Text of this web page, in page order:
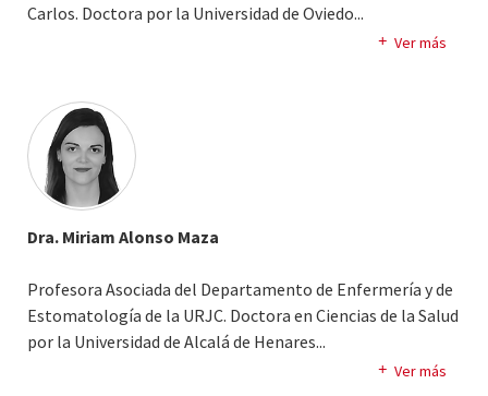
Carlos. Doctora por la Universidad de Oviedo...
Doctor Honoris Causa of Human Letters por el New York
Diplomada en Podología. Bachelor in Bussines
administration (Souther California University-USA.
Licenciada en Antropología Social y Cultural.
Ver más
Dra. Miriam Alonso Maza
Profesora Asociada del Departamento de Enfermería y de
Estomatología de la URJC. Doctora en Ciencias de la Salud
por la Universidad de Alcalá de Henares...
Graduada en Enfermería por la Universidad de Cantabria.
Ver más